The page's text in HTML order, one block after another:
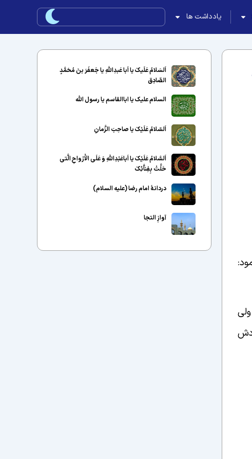
یادداشت ها
اَلسَلامُ عَلَیکَ یا اَبا عَبدِاللّهِ یا جَعفَرَ بنَ مُحَمَّدٍ
الصّادِق
السلام علیک یا اباالقاسم یا رسول الله
اَلسّلامُ عَلَیْکَ یا صاحِبَ الزَّمانِ
اَلسَّلامُ عَلَیْکَ یا اَباعَبْدِاللَّهِ وَ عَلَى الاَْرْواحِ الَّتى
حَلَّتْ بِفِناَّئِکَ
دردانهٔ امام رضا (علیه السلام)
آوازِ التجا